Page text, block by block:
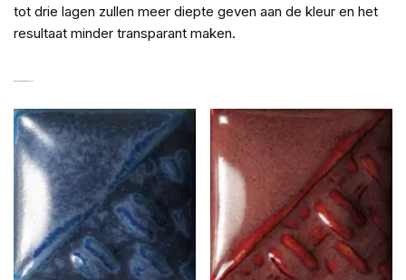
tot drie lagen zullen meer diepte geven aan de kleur en het
resultaat minder transparant maken.